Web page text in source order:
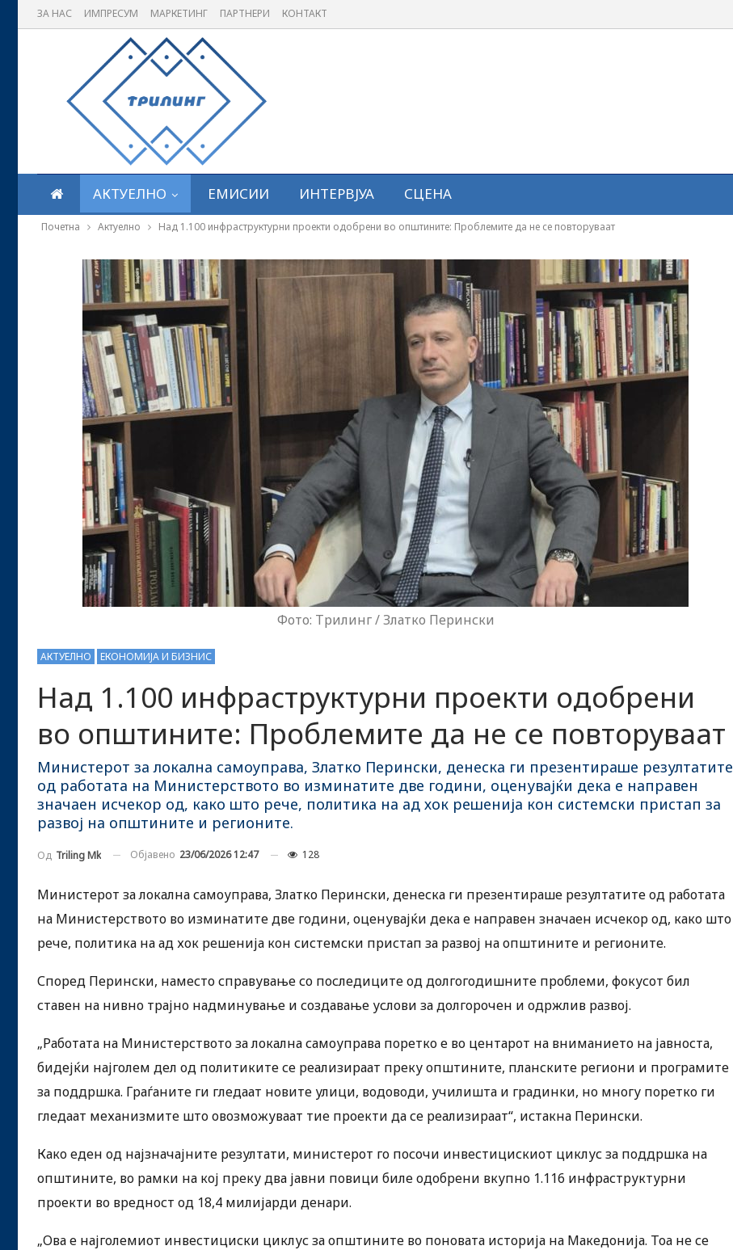
ЗА НАС ИМПРЕСУМ МАРКЕТИНГ ПАРТНЕРИ КОНТАКТ
АКТУЕЛНО ЕМИСИИ ИНТЕРВЈУА СЦЕНА
Почетна Актуелно Над 1.100 инфраструктурни проекти одобрени во општините: Проблемите да не се повторуваат
Фото: Трилинг / Златко Перински
АКТУЕЛНО ЕКОНОМИЈА И БИЗНИС
Над 1.100 инфраструктурни проекти одобрени
во општините: Проблемите да не се повторуваат
Министерот за локална самоуправа, Златко Перински, денеска ги презентираше резултатите
од работата на Министерството во изминатите две години, оценувајќи дека е направен
значаен исчекор од, како што рече, политика на ад хок решенија кон системски пристап за
развој на општините и регионите.
Од Triling Mk Објавено 23/06/2026 12:47 128
Министерот за локална самоуправа, Златко Перински, денеска ги презентираше резултатите од работата
на Министерството во изминатите две години, оценувајќи дека е направен значаен исчекор од, како што
рече, политика на ад хок решенија кон системски пристап за развој на општините и регионите.
Според Перински, наместо справување со последиците од долгогодишните проблеми, фокусот бил
ставен на нивно трајно надминување и создавање услови за долгорочен и одржлив развој.
„Работата на Министерството за локална самоуправа поретко е во центарот на вниманието на јавноста,
бидејќи најголем дел од политиките се реализираат преку општините, планските региони и програмите
за поддршка. Граѓаните ги гледаат новите улици, водоводи, училишта и градинки, но многу поретко ги
гледаат механизмите што овозможуваат тие проекти да се реализираат“, истакна Перински.
Како еден од најзначајните резултати, министерот го посочи инвестицискиот циклус за поддршка на
општините, во рамки на кој преку два јавни повици биле одобрени вкупно 1.116 инфраструктурни
проекти во вредност од 18,4 милијарди денари.
„Ова е најголемиот инвестициски циклус за општините во поновата историја на Македонија. Тоа не се